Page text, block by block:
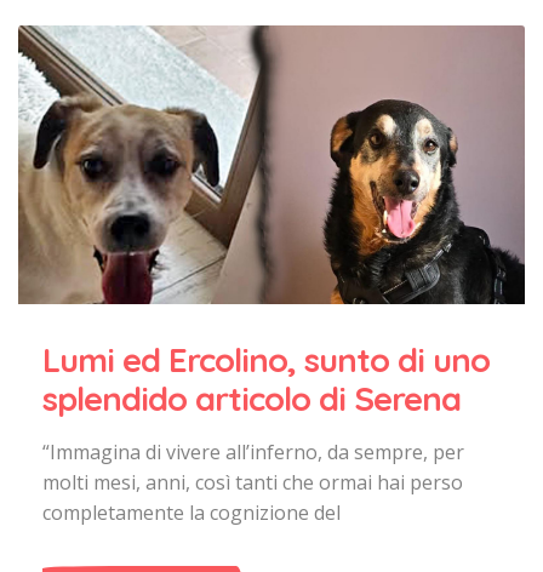
Lumi ed Ercolino, sunto di uno
splendido articolo di Serena
“Immagina di vivere all’inferno, da sempre, per
molti mesi, anni, così tanti che ormai hai perso
completamente la cognizione del